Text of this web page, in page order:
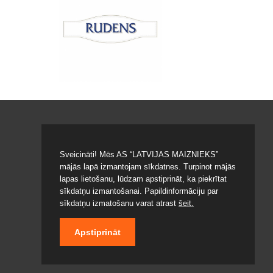
© 2020 LATVIJAS MAIZNIEKS
Sveicināti! Mēs AS “LATVIJAS MAIZNIEKS”
mājās lapā izmantojam sīkdatnes. Turpinot mājās
lapas lietošanu, lūdzam apstiprināt, ka piekrītat
sīkdatņu izmantošanai. Papildinformāciju par
sīkdatņu izmatošanu varat atrast šeit.
Apstiprināt